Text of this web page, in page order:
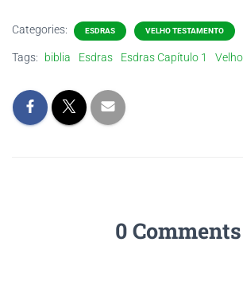
Categories: ESDRAS VELHO TESTAMENTO
Tags: biblia Esdras Esdras Capítulo 1
0 Comments